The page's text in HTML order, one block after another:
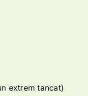
extrem tancat)